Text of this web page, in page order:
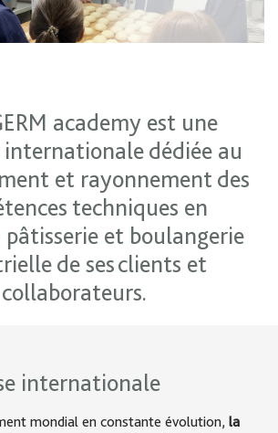
academy est une
internationale dédiée au
et rayonnement des
techniques en
pâtisserie et boulangerie
de ses clients et
collaborateurs.
internationale
mondial en constante évolution, la